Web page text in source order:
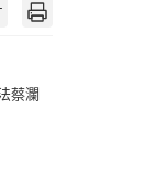
蔡瀾